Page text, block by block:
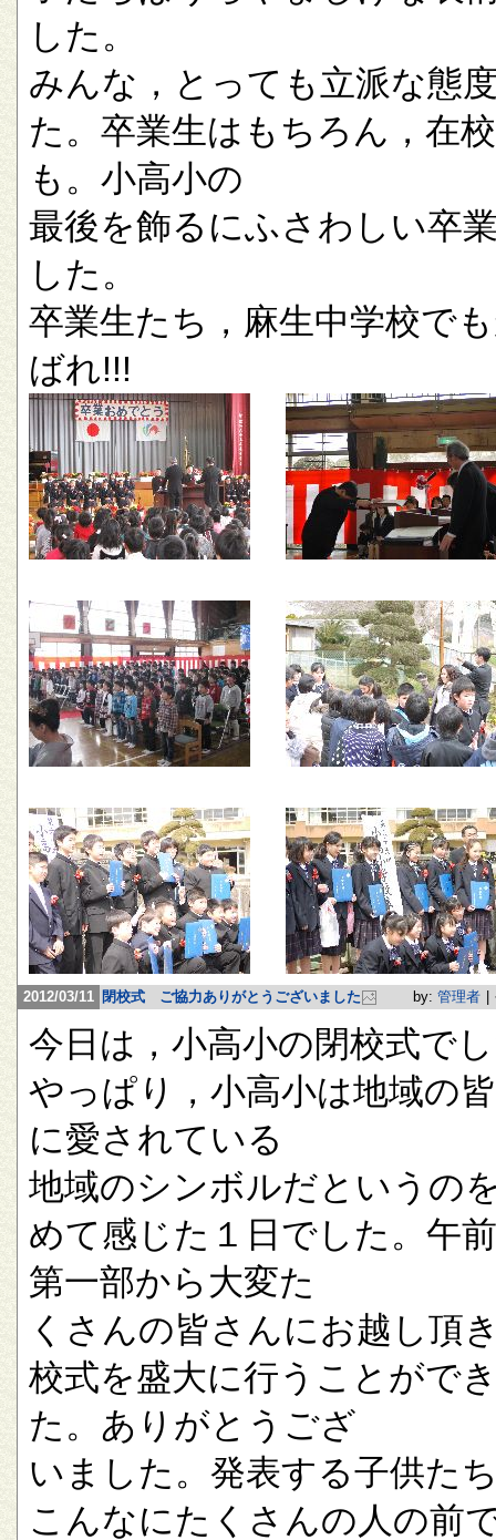
した。
みんな，とっても立派な態
た。卒業生はもちろん，在
も。小高小の
最後を飾るにふさわしい卒
した。
卒業生たち，麻生中学校で
ばれ!!!
2012/03/11 閉校式 ご協力ありがとうございました by: 管理者
今日は，小高小の閉校式で
やっぱり，小高小は地域の
に愛されている
地域のシンボルだというの
めて感じた１日でした。午
第一部から大変た
くさんの皆さんにお越し頂
校式を盛大に行うことがで
た。ありがとうござ
いました。発表する子供た
こんなにたくさんの人の前